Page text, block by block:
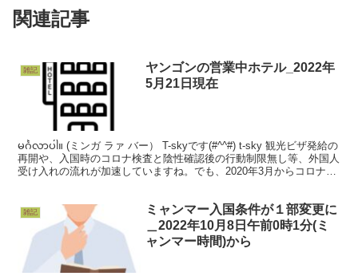
関連記事
雑記
ヤンゴンの営業中ホテル_2022年
5月21日現在
မင်္ဂလာပါ။ (ミンガ ラァ バー） T-skyです(#^^#) t-sky 観光ビザ発給の
再開や、入国時のコロナ検査と陰性確認後の行動制限無し等、外国人
受け入れの流れが加速していますね。でも、2020年3月からコロナ感
雑記
ミャンマー入国条件が１部変更に
＿2022年10月8日午前0時1分(ミ
ャンマー時間)から